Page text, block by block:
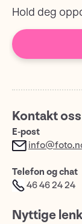
Hold deg
Kontakt oss
E-post
Telefon og chat
46 46 24 24
Nyttige